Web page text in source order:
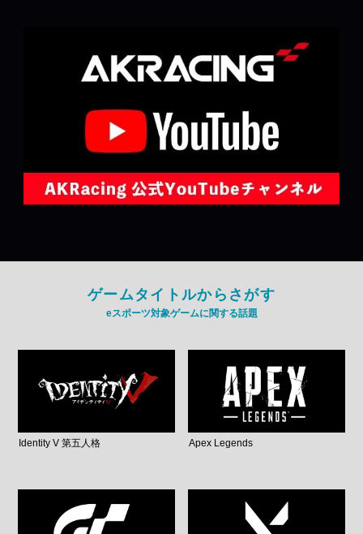
ゲームタイトルからさがす
eスポーツ対象ゲームに関する話題
Identity V 第五人格 Apex Legends